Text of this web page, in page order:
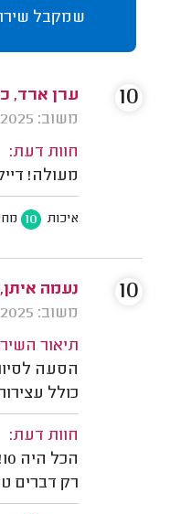
שמקבל
ערן ארד,
משוב: 21/08/2025
חוות דעת:
מעולה!
איכות 10
10
נעמה
משוב: 11/05/2025
תיאור
הסעה
כולל
חוות דעת:
רק דברים
10